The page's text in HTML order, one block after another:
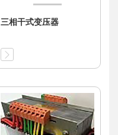
三相干式变压器